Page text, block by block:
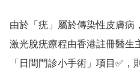
由於「疣」屬於傳染性皮膚病
激光脫疣療程由香港註冊醫生
「日間門診小手術」項目✅